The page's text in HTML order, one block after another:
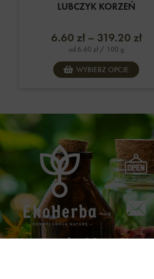
LUBCZYK KORZEŃ
6.60 zł – 319.20 zł
od 6.60 zł / 100 g
WYBIERZ OPCJE
Warszawska 99,